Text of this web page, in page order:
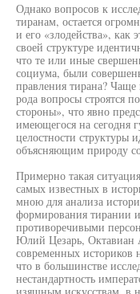
Однако вопросов к
тиранам, остается
и его «злодейства», как
своей структуре
что те или иные
социума, были
правления тирана? Чаще
рода вопросы строятся
стороны», что явно
имеющегося на сегодня
целостности структуры
объясняющим природу
Примерно такая
самых известных в
мною для анализа
формирования тирании
противоречивыми
Юлий Цезарь, Октавиан
современных историков
что в большинстве
нестандартность